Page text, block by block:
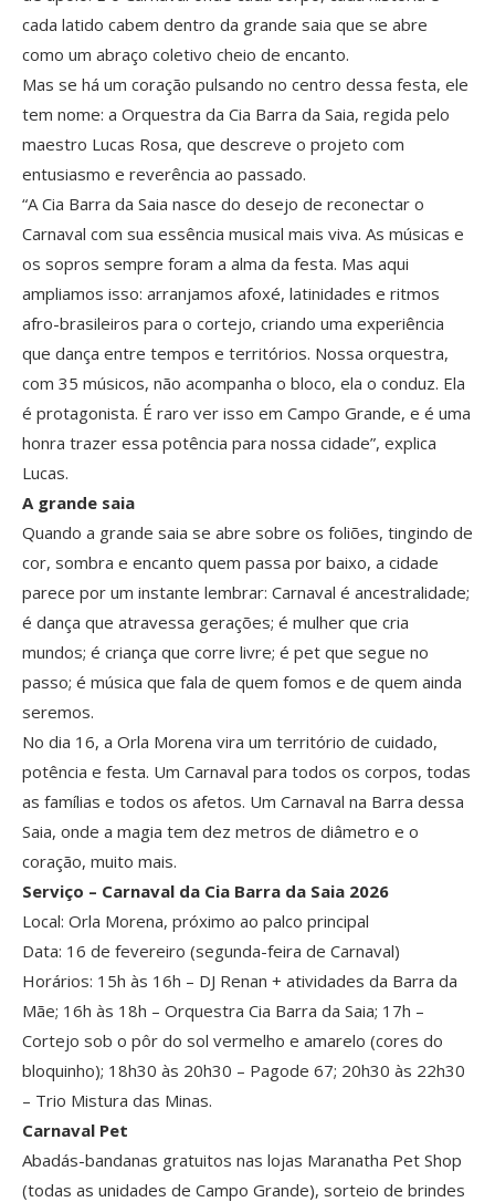
cada latido cabem dentro da grande saia que se abre
como um abraço coletivo cheio de encanto.
Mas se há um coração pulsando no centro dessa festa, ele
tem nome: a Orquestra da Cia Barra da Saia, regida pelo
maestro Lucas Rosa, que descreve o projeto com
entusiasmo e reverência ao passado.
“A Cia Barra da Saia nasce do desejo de reconectar o
Carnaval com sua essência musical mais viva. As músicas e
os sopros sempre foram a alma da festa. Mas aqui
ampliamos isso: arranjamos afoxé, latinidades e ritmos
afro-brasileiros para o cortejo, criando uma experiência
que dança entre tempos e territórios. Nossa orquestra,
com 35 músicos, não acompanha o bloco, ela o conduz. Ela
é protagonista. É raro ver isso em Campo Grande, e é uma
honra trazer essa potência para nossa cidade”, explica
Lucas.
A grande saia
Quando a grande saia se abre sobre os foliões, tingindo de
cor, sombra e encanto quem passa por baixo, a cidade
parece por um instante lembrar: Carnaval é ancestralidade;
é dança que atravessa gerações; é mulher que cria
mundos; é criança que corre livre; é pet que segue no
passo; é música que fala de quem fomos e de quem ainda
seremos.
No dia 16, a Orla Morena vira um território de cuidado,
potência e festa. Um Carnaval para todos os corpos, todas
as famílias e todos os afetos. Um Carnaval na Barra dessa
Saia, onde a magia tem dez metros de diâmetro e o
coração, muito mais.
Serviço – Carnaval da Cia Barra da Saia 2026
Local: Orla Morena, próximo ao palco principal
Data: 16 de fevereiro (segunda-feira de Carnaval)
Horários: 15h às 16h – DJ Renan + atividades da Barra da
Mãe; 16h às 18h – Orquestra Cia Barra da Saia; 17h –
Cortejo sob o pôr do sol vermelho e amarelo (cores do
bloquinho); 18h30 às 20h30 – Pagode 67; 20h30 às 22h30
– Trio Mistura das Minas.
Carnaval Pet
Abadás-bandanas gratuitos nas lojas Maranatha Pet Shop
(todas as unidades de Campo Grande), sorteio de brindes